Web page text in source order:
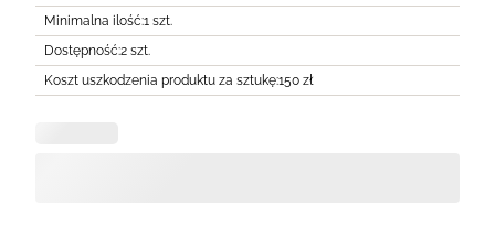
Minimalna ilość:1 szt.
Dostępność:2 szt.
Koszt uszkodzenia produktu za sztukę:150 zł